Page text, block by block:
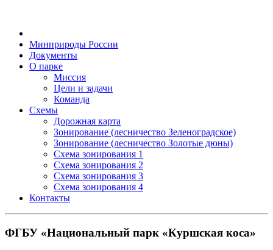
Минприроды России
Документы
О парке
Миссия
Цели и задачи
Команда
Схемы
Дорожная карта
Зонирование (лесничество Зеленоградское)
Зонирование (лесничество Золотые дюны)
Схема зонирования 1
Схема зонирования 2
Схема зонирования 3
Схема зонирования 4
Контакты
ФГБУ «Национальный парк «Куршская коса»